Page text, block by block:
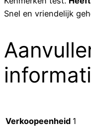
Snel en vriendelijk
Verkoopeenheid 1